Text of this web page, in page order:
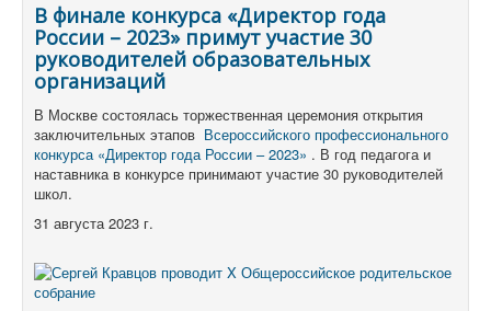
В финале конкурса «Директор года
России – 2023» примут участие 30
руководителей образовательных
организаций
В Москве состоялась торжественная церемония открытия
заключительных этапов Всероссийского профессионального
конкурса «Директор года России – 2023» . В год педагога и
наставника в конкурсе принимают участие 30 руководителей
школ.
31 августа 2023 г.